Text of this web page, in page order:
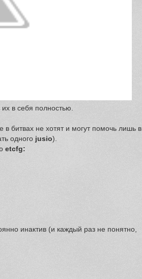
в себя полностью.
в битвах не хотят и могут помочь лишь в
одного jusio).
etcfg:
инактив (и каждый раз не понятно,